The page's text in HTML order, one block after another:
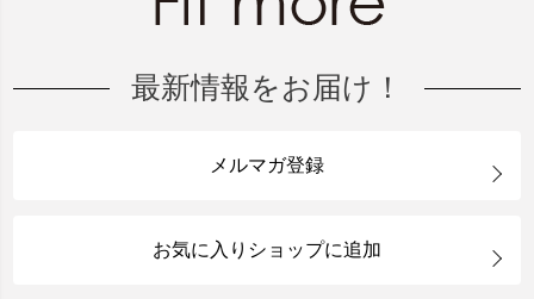
最新情報をお届け！
メルマガ登録
お気に入りショップに追加